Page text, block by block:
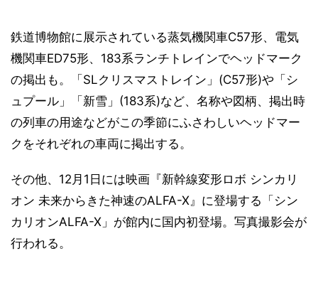
鉄道博物館に展示されている蒸気機関車C57形、電気
機関車ED75形、183系ランチトレインでヘッドマーク
の掲出も。「SLクリスマストレイン」(C57形)や「シ
ュプール」「新雪」(183系)など、名称や図柄、掲出時
の列車の用途などがこの季節にふさわしいヘッドマー
クをそれぞれの車両に掲出する。
その他、12月1日には映画『新幹線変形ロボ シンカリ
オン 未来からきた神速のALFA-X』に登場する「シン
カリオンALFA-X」が館内に国内初登場。写真撮影会が
行われる。